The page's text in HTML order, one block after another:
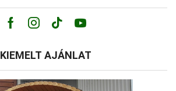
Facebook
Instagram
Tik-
tok
Youtube
KIEMELT AJÁNLAT